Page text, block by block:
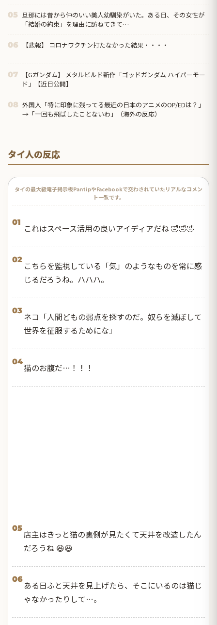
05 旦那には昔から仲のいい美人幼馴染がいた。ある日、その女性が
「結婚の約束」を理由に訪ねてきて…
06 【悲報】 コロナワクチン打たなかった結果・・・・
07
【Gガンダム】 メタルビルド新作「ゴッドガンダム ハイパーモー
ド」【近日公開】
08 外国人「特に印象に残ってる最近の日本のアニメのOP/EDは？」
→「一回も飛ばしたことないわ」（海外の反応）
タイ人の反応
タイの最大級電子掲示板PantipやFacebookで交わされていたリアルなコメン
ト一覧です。
01
これはスペース活用の良いアイディアだね 🤣🤣🤣
02
こちらを監視している「気」のようなものを常に感
じるだろうね。ハハハ。
03
ネコ「人間どもの弱点を探すのだ。奴らを滅ぼして
世界を征服するためにな」
04
猫のお腹だ…！！！
05
店主はきっと猫の裏側が見たくて天井を改造したん
だろうね 😆😆
06
ある日ふと天井を見上げたら、そこにいるのは猫じ
ゃなかったりして…。